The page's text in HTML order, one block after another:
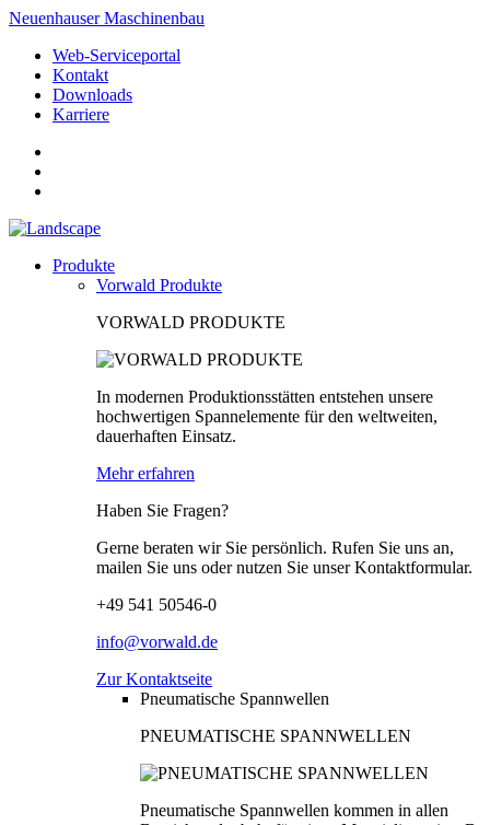
Neuenhauser Maschinenbau
Web-Serviceportal
Kontakt
Downloads
Karriere
Produkte
Vorwald Produkte
VORWALD PRODUKTE
In modernen Produktionsstätten entstehen unsere
hochwertigen Spannelemente für den weltweiten,
dauerhaften Einsatz.
Mehr erfahren
Haben Sie Fragen?
Gerne beraten wir Sie persönlich. Rufen Sie uns an,
mailen Sie uns oder nutzen Sie unser Kontaktformular.
+49 541 50546-0
info@vorwald.de
Zur Kontaktseite
Pneumatische Spannwellen
PNEUMATISCHE SPANNWELLEN
Pneumatische Spannwellen kommen in allen